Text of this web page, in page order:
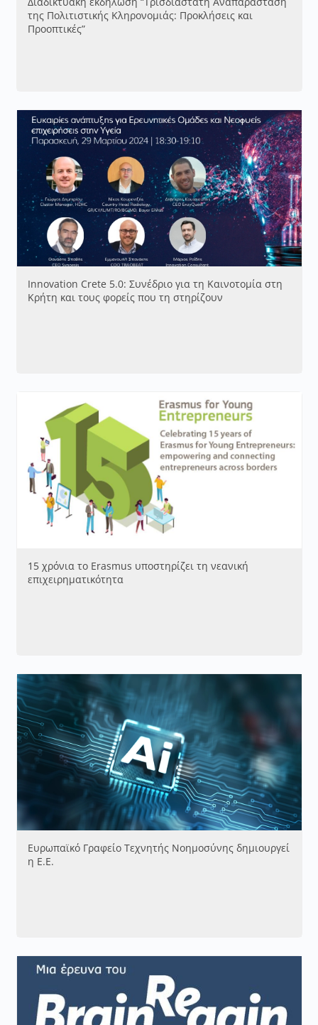
της Πολιτιστικής Κληρονομιάς: Προκλήσεις και
Προοπτικές”
Innovation Crete 5.0: Συνέδριο για τη Καινοτομία στη
Κρήτη και τους φορείς που τη στηρίζουν
15 χρόνια το Erasmus υποστηρίζει τη νεανική
επιχειρηματικότητα
Ευρωπαϊκό Γραφείο Τεχνητής Νοημοσύνης δημιουργεί
η Ε.Ε.